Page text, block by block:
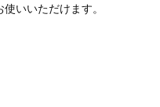
いいただけます。